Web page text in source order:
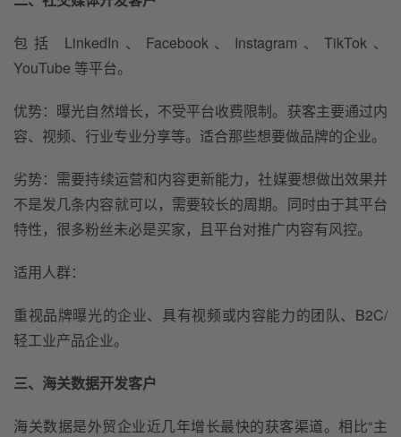
包括 LinkedIn、Facebook、Instagram、TikTok、
YouTube 等平台。
优势： 曝光自然增长，不受平台收费限制。 获客主要通过内
容、视频、行业专业分享等。 适合那些想要做品牌的企业。
劣势： 需要持续运营和内容更新能力， 社媒要想做出效果并
不是发几条内容就可以， 需要较长的周期。 同时由于其平台
特性， 很多粉丝未必是买家，且平台对推广内容有风控。
适用人群：
重视品牌曝光的企业、具有视频或内容能力的团队、B2C/
轻工业产品企业。
三、海关数据开发客户
海关数据是外贸企业近几年增长最快的获客渠道。相比“主